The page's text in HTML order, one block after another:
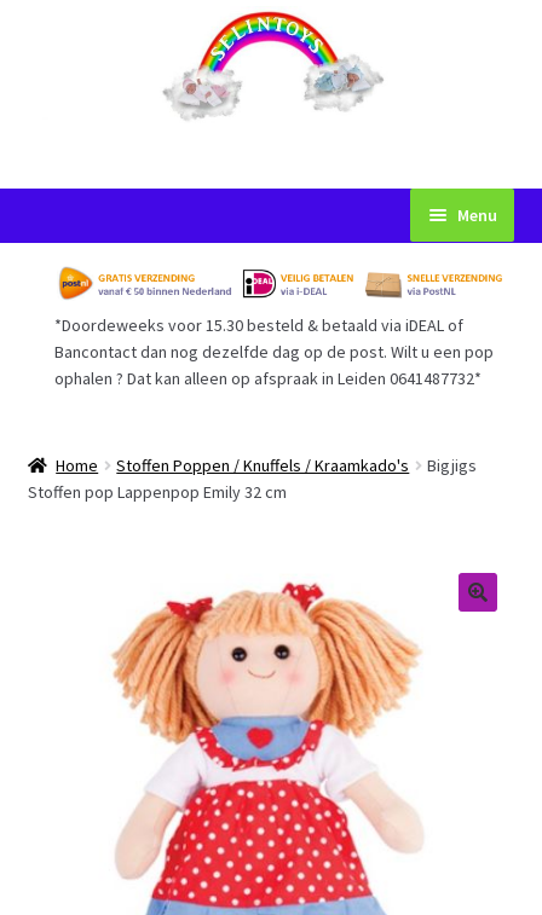
naar
navigatie
inhoud
Menu
Startpagina
Voorwaarden
Afrekenen
*Doordeweeks voor 15.30 besteld & betaald via iDEAL of
Bancontact dan nog dezelfde dag op de post. Wilt u een pop
ophalen ? Dat kan alleen op afspraak in Leiden 0641487732*
Home Stoffen Poppen / Knuffels / Kraamkado's
Bigjigs
Stoffen pop Lappenpop Emily 32 cm